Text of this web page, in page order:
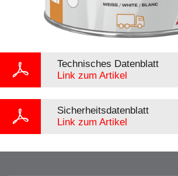
Technisches Datenblatt
Link zum Artikel
Sicherheitsdatenblatt
Link zum Artikel